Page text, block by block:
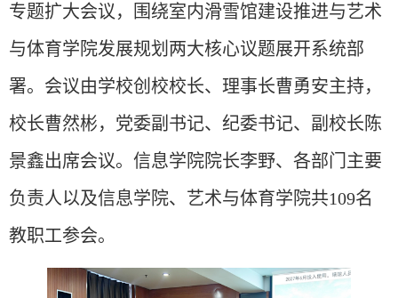
专题扩大会议，围绕室内滑雪馆建设推进与艺术
与体育学院发展规划两大核心议题展开系统部
署。会议由学校创校校长、理事长曹勇安主持，
校长曹然彬，党委副书记、纪委书记、副校长陈
景鑫出席会议。信息学院院长李野、各部门主要
负责人以及信息学院、艺术与体育学院共109名
教职工参会。